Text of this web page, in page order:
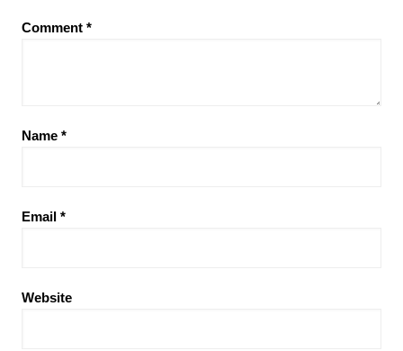
Comment *
Name *
Email *
Website